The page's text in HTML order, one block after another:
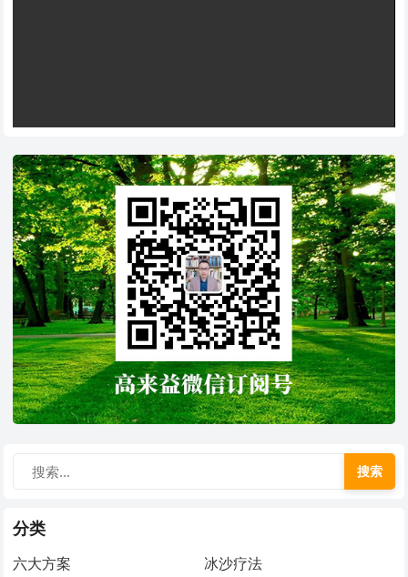
搜索
分类
六大方案 冰沙疗法